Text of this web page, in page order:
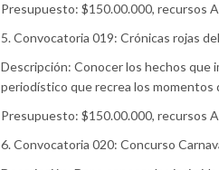
Presupuesto: $150.00.000, recursos
5. Convocatoria 019: Crónicas rojas
Descripción: Conocer los hechos que
periodístico que recrea los momentos
Presupuesto: $150.00.000, recursos
6. Convocatoria 020: Concurso